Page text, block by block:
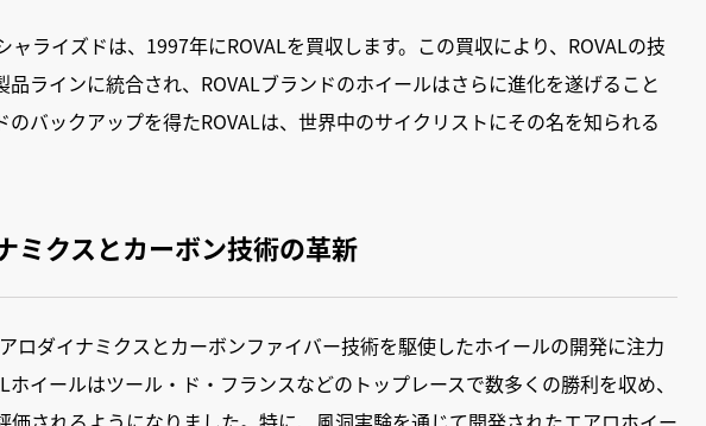
ャライズドは、1997年にROVALを買収します。この買収により、ROVALの技
ラインに統合され、ROVALブランドのホイールはさらに進化を遂げること
バックアップを得たROVALは、世界中のサイクリストにその名を知られる
ミクスとカーボン技術の革新
ロダイナミクスとカーボンファイバー技術を駆使したホイールの開発に注力
ホイールはツール・ド・フランスなどのトップレースで数多くの勝利を収め、